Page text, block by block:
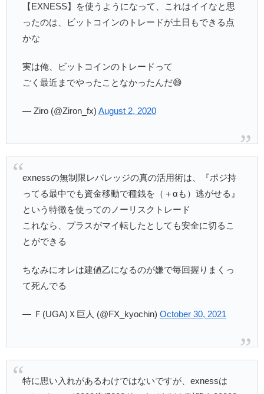
【EXNESS】を使うようになって、これはイイなと思
ったのは、ビットコインのトレードが土日もできる点
かな
実は俺、ビットコインのトレードって
ごく最近までやったことなかったんだ😅
— Ziro (@Ziron_fx) August 2, 2020
exnessの無制限レバレッジの真の活用術は、『ポジ持
ってる最中でも資金移動で種銭を（＋αも）逃がせる』
という特徴を使ってのノーリスクトレード
これなら、プラスがマイ転したとしても安全に切るこ
とができる
ちなみにオレは建値乙になるのが嫌で毎回握りまくっ
て死んでる
— Ｆ(UGA)Ｘ巨人 (@FX_kyochin) October 30, 2021
特に思い入れがあるわけではないですが、exnessは